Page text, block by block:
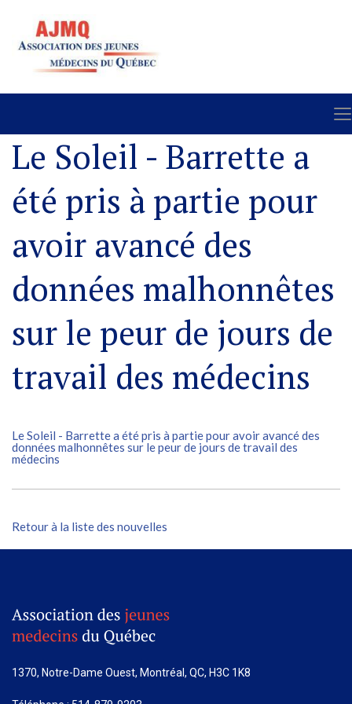
Le Soleil - Barrette a
été pris à partie pour
avoir avancé des
données malhonnêtes
sur le peur de jours de
travail des médecins
Le Soleil - Barrette a été pris à partie pour avoir avancé des
données malhonnêtes sur le peur de jours de travail des
médecins
Retour à la liste des nouvelles
1370, Notre-Dame Ouest, Montréal, QC, H3C 1K8